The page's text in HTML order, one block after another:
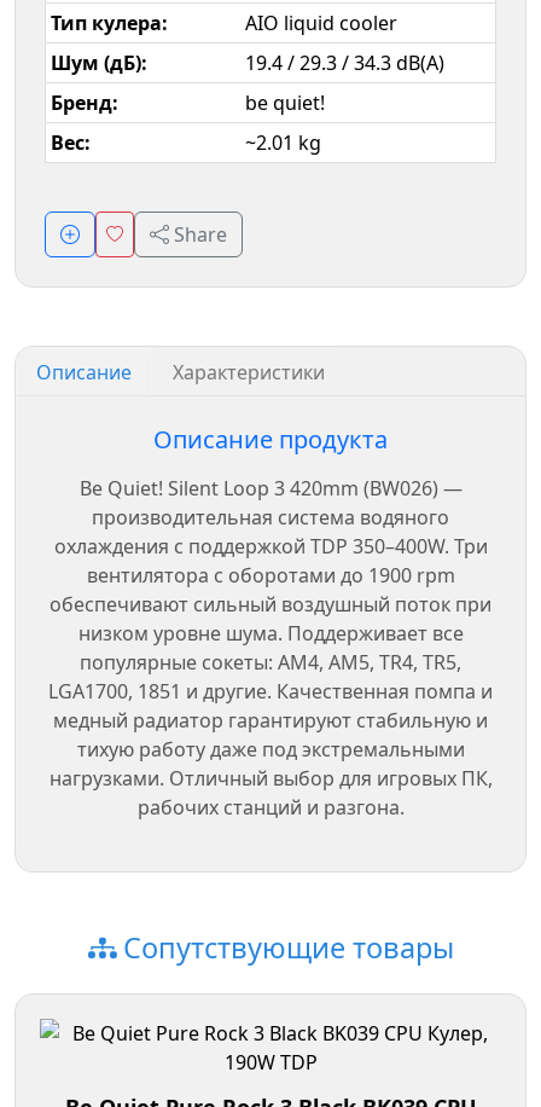
Тип кулера:
AIO liquid cooler
Шум (дБ):
19.4 / 29.3 / 34.3 dB(A)
Бренд:
be quiet!
Вес:
~2.01 kg
Share
Описание Характеристики
Описание продукта
Be Quiet! Silent Loop 3 420mm (BW026) —
производительная система водяного
охлаждения с поддержкой TDP 350–400W. Три
вентилятора с оборотами до 1900 rpm
обеспечивают сильный воздушный поток при
низком уровне шума. Поддерживает все
популярные сокеты: AM4, AM5, TR4, TR5,
LGA1700, 1851 и другие. Качественная помпа и
медный радиатор гарантируют стабильную и
тихую работу даже под экстремальными
нагрузками. Отличный выбор для игровых ПК,
рабочих станций и разгона.
Сопутствующие товары